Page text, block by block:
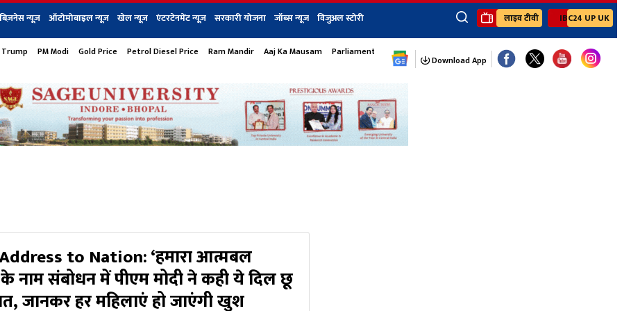
बिज़नेस न्यूज़ ऑटोमोबाइल न्यूज़ खेल न्यूज़ एंटरटेनमेंट न्यूज़ सरकारी योजना जॉब्स न्यूज विजुअल स्टोरी
×
बिज़नेस टेक न्यूज धर्म ऑटोमोबाइल एंटरटेनमेंट खेल जॉब्स न्यूज Youtube Channels
लाइव टीवी IBC24 UP UK
PM Modi Gold Price Petrol Diesel Price Ram Mandir Aaj Ka Mausam Parliament Monsoon Session
Download App
to Nation: ‘हमारा आत्मबल
के नाम संबोधन में पीएम मोदी ने कही ये दिल छू
जानकर हर महिलाएं हो जाएंगी खुश